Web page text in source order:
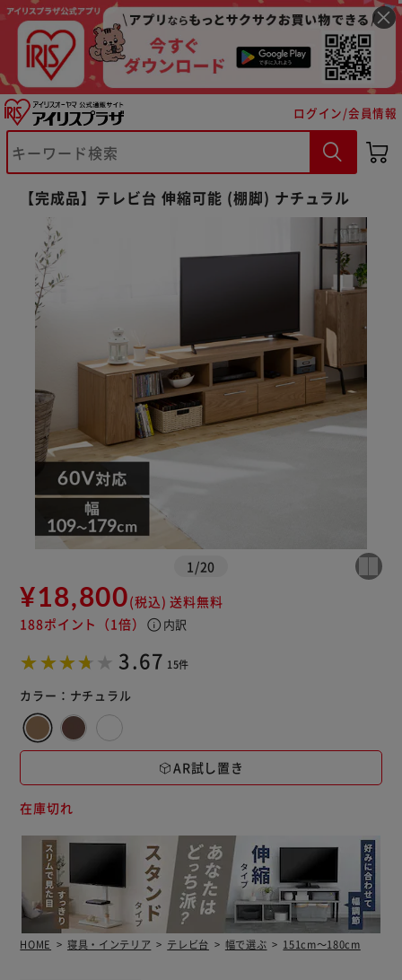
ログイン/会員情報
【完成品】テレビ台 伸縮可能 (棚脚) ナチュラル
1 /20
¥18,800(税込) 送料無料
188ポイント （1倍） info 内訳
3.67 15件
カラー： ナチュラル
AR試し置き
在庫切れ
HOME 寝具・インテリア テレビ台 幅で選ぶ 151cm～180cm
※ご確認ください
カートに入れる 購入手続きへ